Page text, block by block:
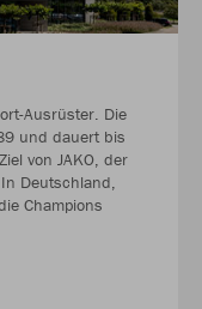
Ausrüster. Die
und dauert bis
von JAKO, der
Deutschland,
Champions